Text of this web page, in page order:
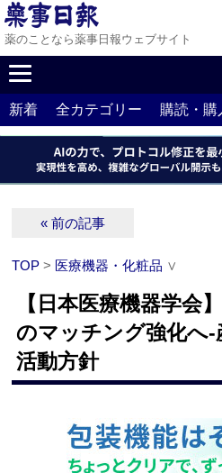
薬のことなら薬事日報ウェブサイト
新着 全カテゴリー 購読・購
« 前の記事
TOP > 医療機器・化粧品 ∨
【日本医療機器学会
のマッチング強化へ
活動方針